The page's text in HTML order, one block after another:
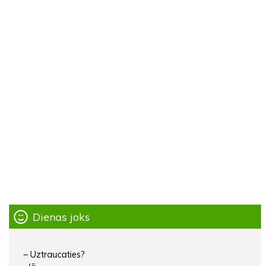
Dienas joks
– Uztraucaties?